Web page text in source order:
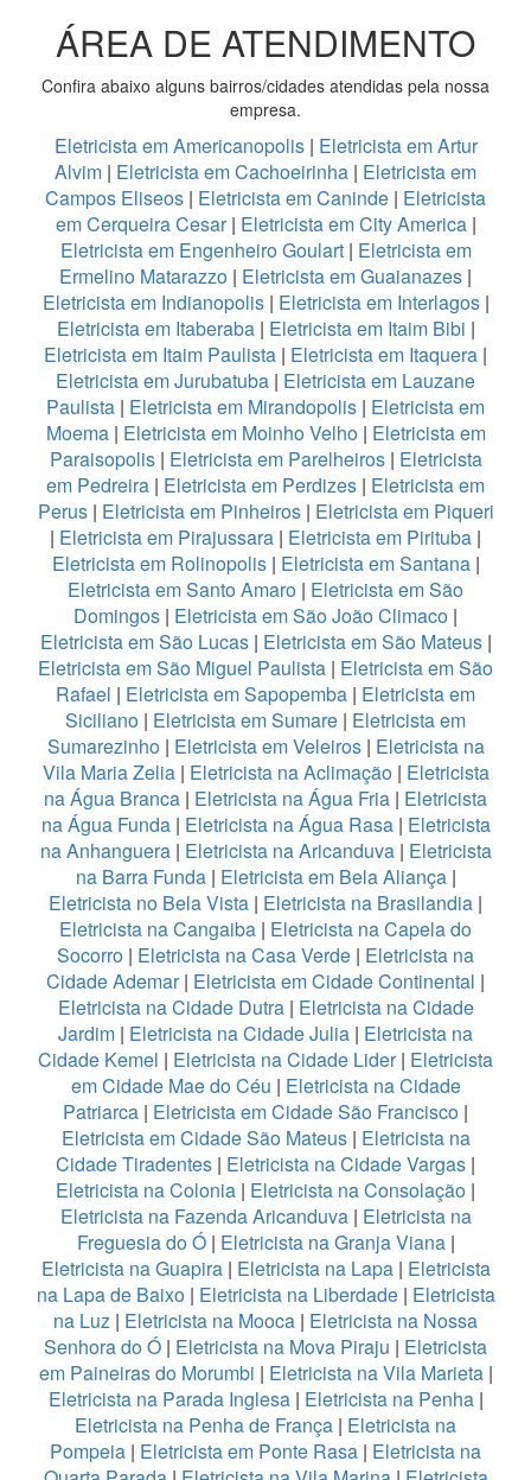
ÁREA DE ATENDIMENTO
Confira abaixo alguns bairros/cidades atendidas pela nossa
empresa.
Eletricista em Americanopolis | Eletricista em Artur
Alvim | Eletricista em Cachoeirinha | Eletricista em
Campos Eliseos | Eletricista em Caninde | Eletricista
em Cerqueira Cesar| Eletricista em City America |
Eletricista em Engenheiro Goulart | Eletricista em
Ermelino Matarazzo | Eletricista em Guaianazes |
Eletricista em Indianopolis| Eletricista em Interlagos|
Eletricista em Itaberaba| Eletricista em Itaim Bibi |
Eletricista em Itaim Paulista | Eletricista em Itaquera |
Eletricista em Jurubatuba | Eletricista em Lauzane
Paulista | Eletricista em Mirandopolis | Eletricista em
Moema| Eletricista em Moinho Velho | Eletricista em
Paraisopolis| Eletricista em Parelheiros| Eletricista
em Pedreira | Eletricista em Perdizes | Eletricista em
Perus| Eletricista em Pinheiros| Eletricista em Piqueri
| Eletricista em Pirajussara | Eletricista em Pirituba |
Eletricista em Rolinopolis| Eletricista em Santana|
Eletricista em Santo Amaro | Eletricista em São
Domingos | Eletricista em São João Climaco |
Eletricista em São Lucas| Eletricista em São Mateus |
Eletricista em São Miguel Paulista | Eletricista em São
Rafael | Eletricista em Sapopemba | Eletricista em
Siciliano | Eletricista em Sumare | Eletricista em
Sumarezinho| Eletricista em Veleiros| Eletricista na
Vila Maria Zelia| Eletricista na Aclimação| Eletricista
na Água Branca | Eletricista na Água Fria | Eletricista
na Água Funda| Eletricista na Água Rasa | Eletricista
na Anhanguera| Eletricista na Aricanduva| Eletricista
na Barra Funda | Eletricista em Bela Aliança |
Eletricista no Bela Vista | Eletricista na Brasilandia |
Eletricista na Cangaiba | Eletricista na Capela do
Socorro | Eletricista na Casa Verde | Eletricista na
Cidade Ademar| Eletricista em Cidade Continental |
Eletricista na Cidade Dutra | Eletricista na Cidade
Jardim | Eletricista na Cidade Julia | Eletricista na
Cidade Kemel | Eletricista na Cidade Lider| Eletricista
em Cidade Mae do Céu | Eletricista na Cidade
Patriarca | Eletricista em Cidade São Francisco |
Eletricista em Cidade São Mateus| Eletricista na
Cidade Tiradentes | Eletricista na Cidade Vargas |
Eletricista na Colonia | Eletricista na Consolação |
Eletricista na Fazenda Aricanduva| Eletricista na
Freguesia do Ó| Eletricista na Granja Viana|
Eletricista na Guapira| Eletricista na Lapa| Eletricista
na Lapa de Baixo | Eletricista na Liberdade | Eletricista
na Luz | Eletricista na Mooca | Eletricista na Nossa
Senhora do Ó | Eletricista na Mova Piraju | Eletricista
em Paineiras do Morumbi | Eletricista na Vila Marieta|
Eletricista na Parada Inglesa | Eletricista na Penha|
Eletricista na Penha de França | Eletricista na
Pompeia | Eletricista em Ponte Rasa | Eletricista na